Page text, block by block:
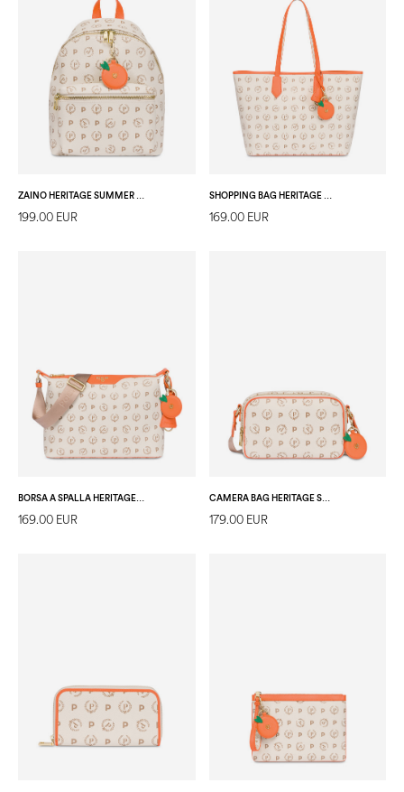
199.00 EUR 169.00 EUR
BORSA A SPALLA HERITAGE SUMMER CAPSULE AVORIO/ARANCIO
169.00 EUR
CAMERA BAG HERITAGE SUMMER CAPSULE AVORIO/ARANCIO
179.00 EUR